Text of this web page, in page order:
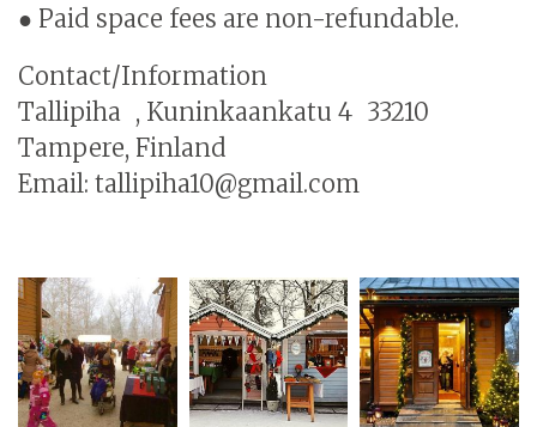
● Paid space fees are non-refundable.
Contact/Information
Tallipiha , Kuninkaankatu 4 33210
Tampere, Finland
Email: tallipiha10@gmail.com